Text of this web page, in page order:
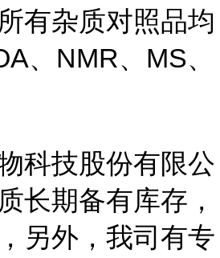
有杂质对照品均
、NMR、MS、
科技股份有限公
长期备有库存，
另外，我司有专